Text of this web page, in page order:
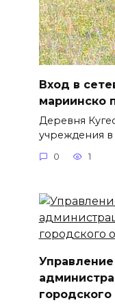
Вход в
мариинско
Деревня
учреждения
0 1
городского